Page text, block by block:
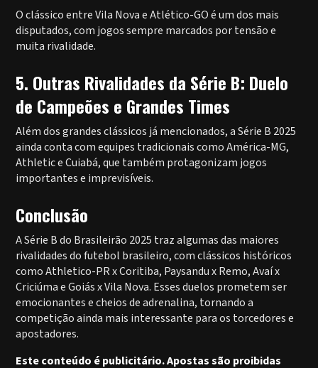
O clássico entre Vila Nova e Atlético-GO é um dos mais
disputados, com jogos sempre marcados por tensão e
muita rivalidade.
5. Outras Rivalidades da Série B: Duelo
de Campeões e Grandes Times
Além dos grandes clássicos já mencionados, a Série B 2025
ainda conta com equipes tradicionais como América-MG,
Athletic e Cuiabá, que também protagonizam jogos
importantes e imprevisíveis.
Conclusão
A Série B do Brasileirão 2025 traz algumas das maiores
rivalidades do futebol brasileiro, com clássicos históricos
como Athletico-PR x Coritiba, Paysandu x Remo, Avaí x
Criciúma e Goiás x Vila Nova. Esses duelos prometem ser
emocionantes e cheios de adrenalina, tornando a
competição ainda mais interessante para os torcedores e
apostadores.
Este conteúdo é publicitário. Apostas são proibidas